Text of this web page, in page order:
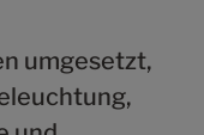
umgesetzt,